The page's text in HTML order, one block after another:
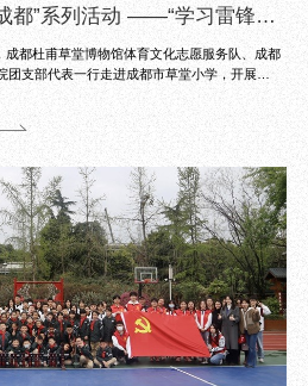
文创馆
中心
正门
诗史堂
柴门
工部祠
少陵草堂碑亭
茅屋景区
唐代遗址
红墙花径
都”系列活动 ——“学习雷锋精
” 体育文化走进成都市草堂小
成都杜甫草堂博物馆体育文化志愿服务队、成都
团支部代表一行走进成都市草堂小学，开展
“学习雷锋精神 弘扬传统文化”体育文化进校园主